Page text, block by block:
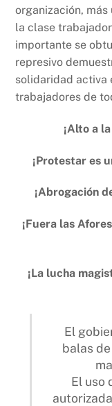
organización,
la clase
importante se
represivo
solidaridad activa
trabajadores de
¡Alto a
¡Protestar es
¡Abrogación
¡Fuera las
¡La lucha
El
balas
El uso